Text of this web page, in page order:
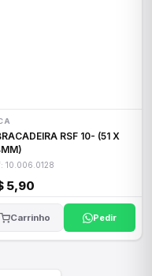
RSF 10- (51 X
10.006.0128
5,90
Carrinho Pedir